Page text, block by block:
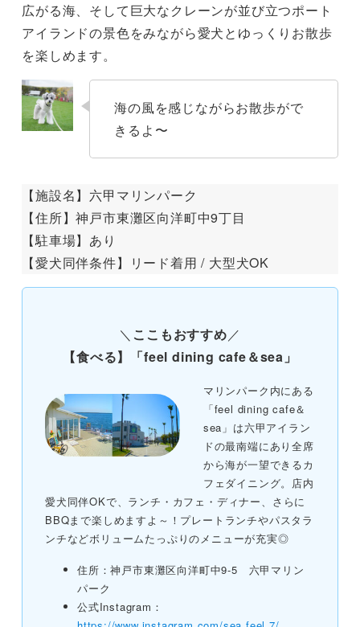
広がる海、そして巨大なクレーンが並び立つポート
アイランドの景色をみながら愛犬とゆっくりお散歩
を楽しめます。
海の風を感じながらお散歩がで
きるよ〜
【施設名】六甲マリンパーク
【住所】神戸市東灘区向洋町中9丁目
【駐車場】あり
【愛犬同伴条件】リード着用 / 大型犬OK
＼ ここもおすすめ／
【食べる】「feel dining cafe＆sea」
マリンパーク内にある
「feel dining cafe＆
sea」は六甲アイラン
ドの最南端にあり全席
から海が一望できるカ
フェダイニング。店内
愛犬同伴OKで、ランチ・カフェ・ディナー、さらに
BBQまで楽しめますよ～！プレートランチやパスタラ
ンチなどボリュームたっぷりのメニューが充実◎
住所：神戸市東灘区向洋町中9-5 六甲マリン
パーク
公式Instagram：